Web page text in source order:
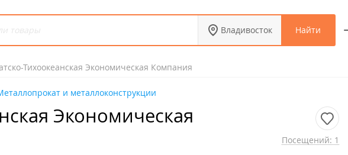
Владивосток Найти
Тихоокеанская Экономическая Компания
и металлоконструкции
Экономическая
Посещений: 1